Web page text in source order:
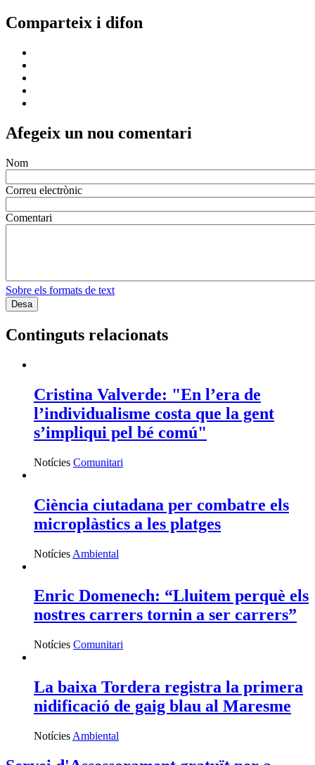
Comparteix i difon
Afegeix un nou comentari
Nom
Correu electrònic
Comentari
Sobre els formats de text
Continguts relacionats
Cristina Valverde: "En l’era de
l’individualisme costa que la gent
s’impliqui pel bé comú"
Notícies Comunitari
Ciència ciutadana per combatre els
microplàstics a les platges
Notícies Ambiental
Enric Domenech: “Lluitem perquè els
nostres carrers tornin a ser carrers”
Notícies Comunitari
La baixa Tordera registra la primera
nidificació de gaig blau al Maresme
Notícies Ambiental